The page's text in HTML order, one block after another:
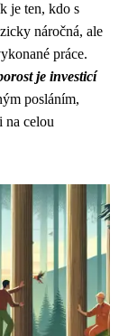
je ten, kdo s
náročná, ale
práce.
je investicí
posláním,
na celou